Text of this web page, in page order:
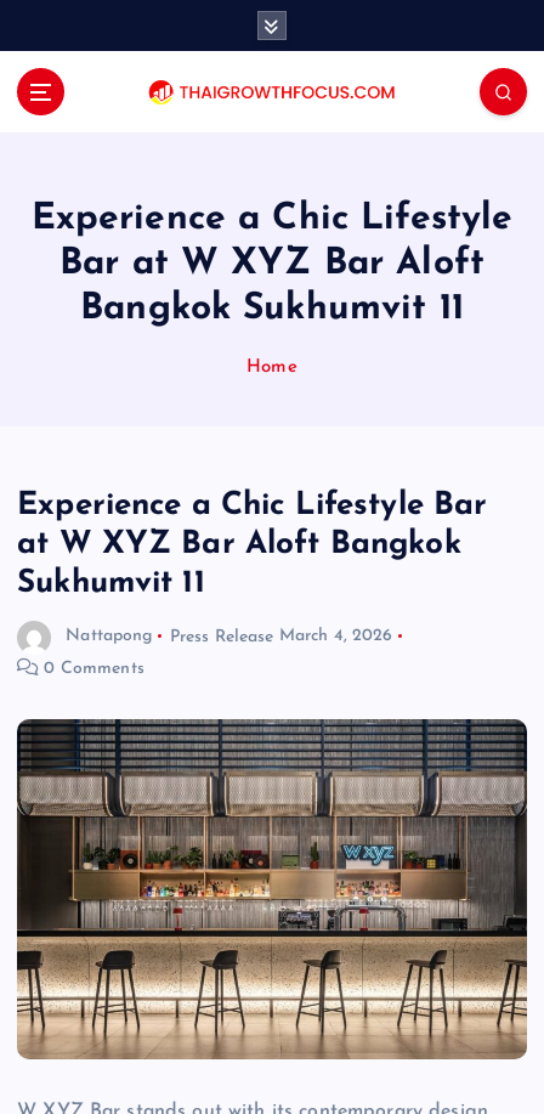
Experience a Chic Lifestyle
Bar at W XYZ Bar Aloft
Bangkok Sukhumvit 11
Home
Experience a Chic Lifestyle Bar
at W XYZ Bar Aloft Bangkok
Sukhumvit 11
Nattapong Press Release March 4, 2026
0 Comments